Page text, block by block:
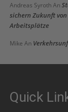
Andreas Syroth An
sichern Zukunft
Arbeitsplätze
Mike An
Quick